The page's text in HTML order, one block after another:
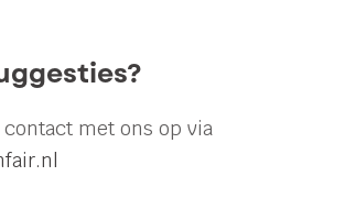
met ons op via